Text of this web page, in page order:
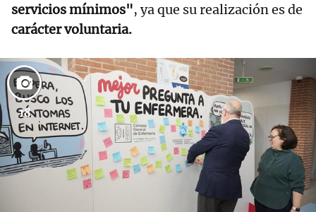
servicios mínimos", ya que su realización es de
carácter voluntaria.
18